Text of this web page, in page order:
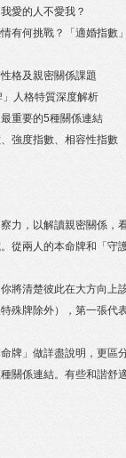
愛的人不愛我？
有何挑戰？「適婚指數
格及親密關係課題
人格特質深度解析
重要的5種關係連結
強度指數、相容性指數
力，以解讀親密關係，
從兩人的本命牌和「守
將清楚彼此在大方向上
特殊牌除外），第一張
牌」做詳盡說明，更區
關係連結。有些和諧舒